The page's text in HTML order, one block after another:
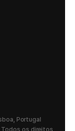
Portugal
Todos os direitos